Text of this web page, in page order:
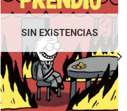
SIN EXISTENCIAS